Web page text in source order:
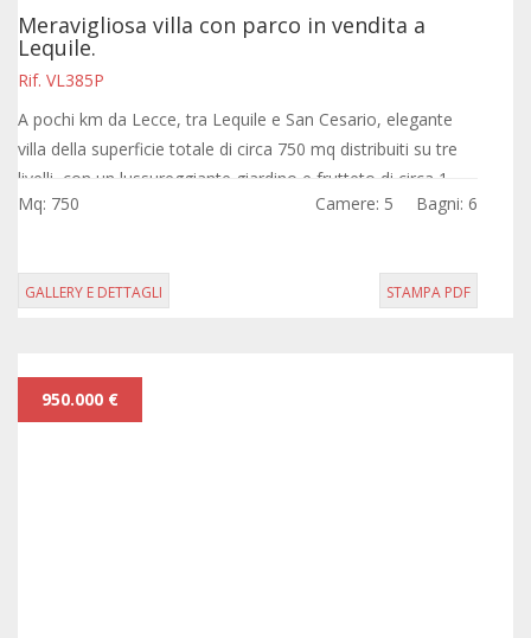
Meravigliosa villa con parco in vendita a
Lequile.
Rif. VL385P
A pochi km da Lecce, tra Lequile e San Cesario, elegante
villa della superficie totale di circa 750 mq distribuiti su tre
livelli, con un lussureggiante giardino e frutteto di circa 1
ettaro.
Mq: 750 Camere: 5 Bagni: 6
GALLERY E DETTAGLI STAMPA PDF
950.000 €